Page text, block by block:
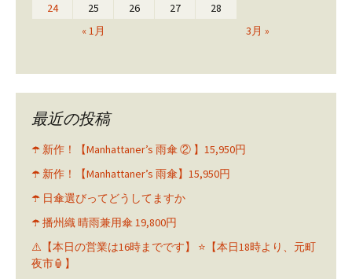
« 1月 3月 »
24
25 26 27 28
最近の投稿
☂️ 新作！【Manhattaner’s 雨傘 ② 】15,950円
☂️ 新作！【Manhattaner’s 雨傘】15,950円
☂️ 日傘選びってどうしてますか
☂️ 播州織 晴雨兼用傘 19,800円
⚠️【本日の営業は16時までです】 ⭐️【本日18時より、元町
夜市🏮】